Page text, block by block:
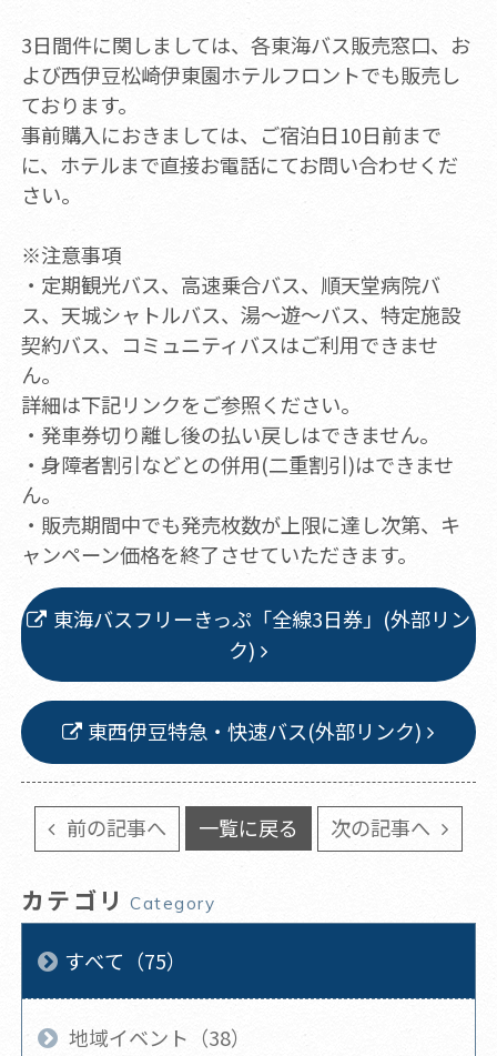
3日間件に関しましては、各東海バス販売窓口、お
よび西伊豆松崎伊東園ホテルフロントでも販売し
ております。
事前購入におきましては、ご宿泊日10日前まで
に、ホテルまで直接お電話にてお問い合わせくだ
さい。
※注意事項
・定期観光バス、高速乗合バス、順天堂病院バ
ス、天城シャトルバス、湯～遊～バス、特定施設
契約バス、コミュニティバスはご利用できませ
ん。
詳細は下記リンクをご参照ください。
・発車券切り離し後の払い戻しはできません。
・身障者割引などとの併用(二重割引)はできませ
ん。
・販売期間中でも発売枚数が上限に達し次第、キ
ャンペーン価格を終了させていただきます。
東海バスフリーきっぷ「全線3日券」(外部リン
ク)
東西伊豆特急・快速バス(外部リンク)
前の記事へ 一覧に戻る 次の記事へ
カテゴリ Category
すべて（75）
地域イベント（38）